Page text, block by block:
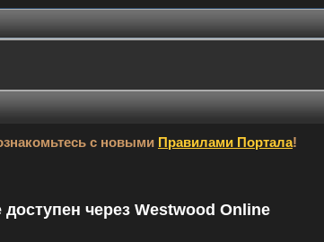
с новыми Правилами Портала!
через Westwood Online